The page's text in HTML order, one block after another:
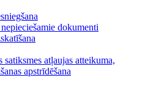
dokumenti
satiksmes atļaujas atteikuma,
apstrīdēšana